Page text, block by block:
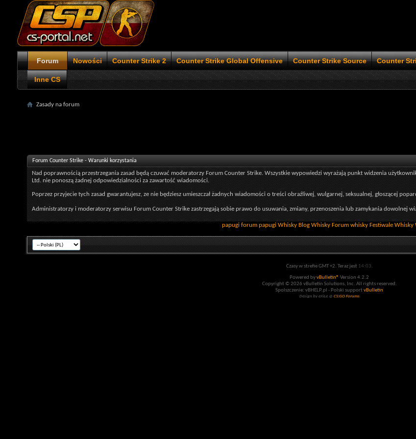
Forum Nowości Counter Strike 2 Counter Strike Global Offensive Counter Strike Source Counter
Inne CS
Zasady na forum
Forum Counter Strike - Warunki korzystania
Nad poprawnością przestrzegania zasad będą czuwać moderatorzy Forum Counter Strike. Wszystkie wypowiedzi wyrażają punkt widzenia
Ltd. nie ponoszą żadnej odpowiedzialności za zawartość wiadomości.
Poprzez przyjecie tych zasad gwarantujesz, ze nie będziesz umieszczał żadnych wiadomości o treści obraźliwej, wulgarnej, seksualnej, głoszącej
Administratorzy i moderatorzy serwisu Forum Counter Strike zastrzegają sobie prawo do usuwania, zmiany, przenoszenia lub zamykania dowolnej
papugi forum papugi Whisky Blog Whisky Forum whisky Festiwale Whisky
Czasy w strefie GMT +2. Teraz jest 14:03.
Powered byvBulletin® Version 4.2.2
Copyright © 2026 vBulletin Solutions, Inc. All rights reserved.
Spolszczenie: vBHELP.pl - Polski supportvBulletin
Design by eXiLe @ CS:GO Forums